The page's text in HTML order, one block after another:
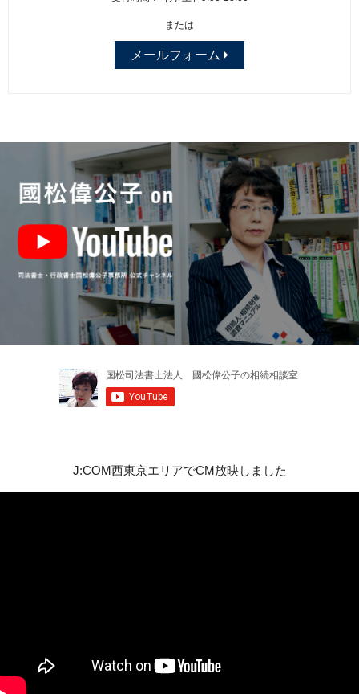
または
メールフォーム
J:COM西東京エリアでCM放映しました